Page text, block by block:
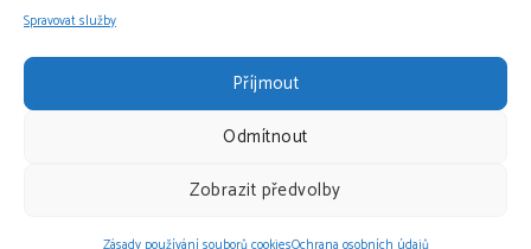
Spravovat služby
Příjmout
Odmítnout
Zobrazit předvolby
Kontakt
Přijímáme platby